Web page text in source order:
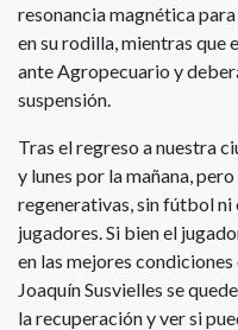
resonancia magnética
en su rodilla, mientras que
ante Agropecuario y
suspensión.
Tras el regreso a nuestra
y lunes por la mañana,
regenerativas, sin fútbol ni
jugadores. Si bien el
en las mejores
Joaquín Susvielles se
la recuperación y ver si